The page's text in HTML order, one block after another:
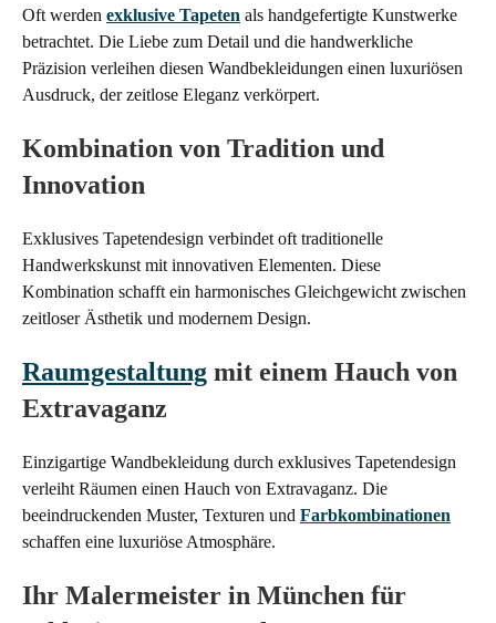
Oft werden exklusive Tapeten als handgefertigte Kunstwerke
betrachtet. Die Liebe zum Detail und die handwerkliche
Präzision verleihen diesen Wandbekleidungen einen luxuriösen
Ausdruck, der zeitlose Eleganz verkörpert.
Kombination von Tradition und
Innovation
Exklusives Tapetendesign verbindet oft traditionelle
Handwerkskunst mit innovativen Elementen. Diese
Kombination schafft ein harmonisches Gleichgewicht zwischen
zeitloser Ästhetik und modernem Design.
Raumgestaltung mit einem Hauch von
Extravaganz
Einzigartige Wandbekleidung durch exklusives Tapetendesign
verleiht Räumen einen Hauch von Extravaganz. Die
beeindruckenden Muster, Texturen und Farbkombinationen
schaffen eine luxuriöse Atmosphäre.
Ihr Malermeister in München für